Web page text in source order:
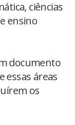
ciências
ensino
documento
essas áreas
os